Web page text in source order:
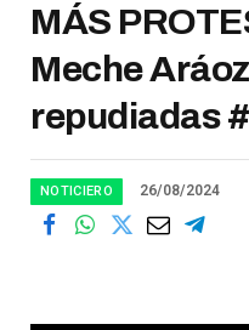
MÁS
Meche
repudiadas
NOTICIERO 26/08/2024